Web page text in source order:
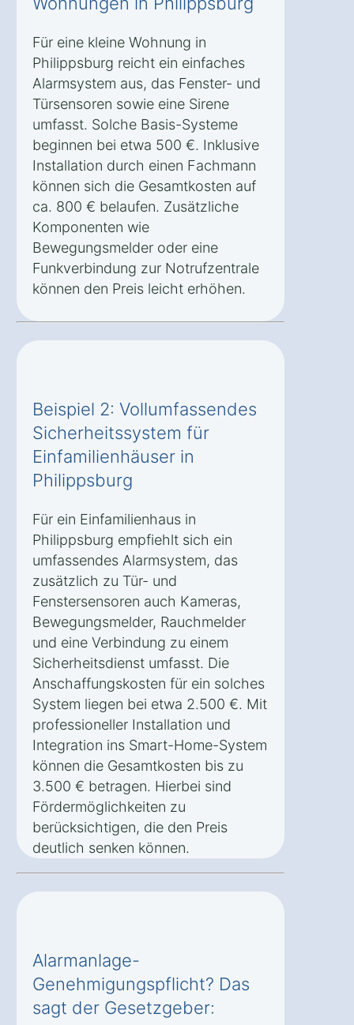
Für eine kleine Wohnung in
Philippsburg reicht ein einfaches
Alarmsystem aus, das Fenster- und
Türsensoren sowie eine Sirene
umfasst. Solche Basis-Systeme
beginnen bei etwa 500 €. Inklusive
Installation durch einen Fachmann
können sich die Gesamtkosten auf
ca. 800 € belaufen. Zusätzliche
Komponenten wie
Bewegungsmelder oder eine
Funkverbindung zur Notrufzentrale
können den Preis leicht erhöhen.
Beispiel 2: Vollumfassendes
Sicherheitssystem für
Einfamilienhäuser in
Philippsburg
Für ein Einfamilienhaus in
Philippsburg empfiehlt sich ein
umfassendes Alarmsystem, das
zusätzlich zu Tür- und
Fenstersensoren auch Kameras,
Bewegungsmelder, Rauchmelder
und eine Verbindung zu einem
Sicherheitsdienst umfasst. Die
Anschaffungskosten für ein solches
System liegen bei etwa 2.500 €. Mit
professioneller Installation und
Integration ins Smart-Home-System
können die Gesamtkosten bis zu
3.500 € betragen. Hierbei sind
Fördermöglichkeiten zu
berücksichtigen, die den Preis
deutlich senken können.
Alarmanlage-
Genehmigungspflicht? Das
sagt der Gesetzgeber: